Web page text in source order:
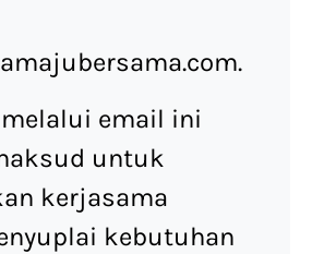
email ini
untuk
kerjasama
kebutuhan